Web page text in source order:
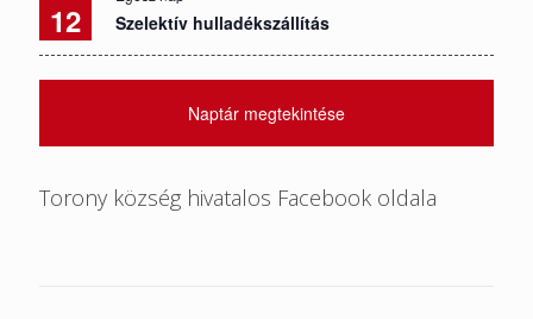
12 Szelektív hulladékszállítás
Naptár megtekintése
Torony község hivatalos Facebook oldala